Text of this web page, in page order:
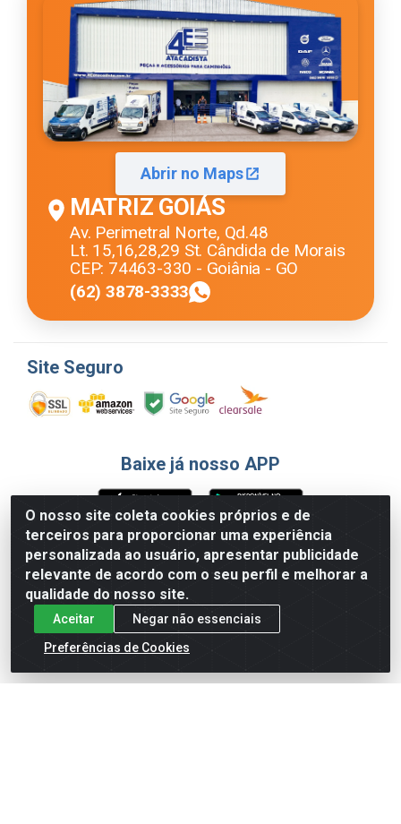
O nosso site coleta cookies próprios e de
terceiros para proporcionar uma experiência
personalizada ao usuário, apresentar publicidade
relevante de acordo com o seu perfil e melhorar a
qualidade do nosso site.
Aceitar
Negar não essenciais
Preferências de Cookies
Abrir no Maps
MATRIZ GOIÁS
Av. Perimetral Norte, Qd.48
Lt. 15,16,28,29 St. Cândida de Morais
CEP: 74463-330 - Goiânia - GO
(62) 3878-3333
Site Seguro
Baixe já nosso APP
Formas de Pagamento